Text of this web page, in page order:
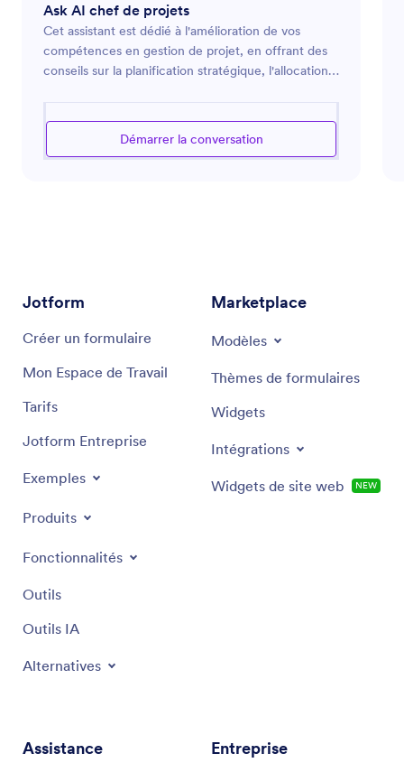
Ask AI chef de projets
Cet assistant est dédié à l'amélioration de vos
compétences en gestion de projet, en offrant des
conseils sur la planification stratégique, l'allocation
projets de leur création à leur achèvement,
garantissant que les objectifs sont atteints tout en
Démarrer la conversation
Jotform
Créer un formulaire
Mon Espace de Travail
Tarifs
Jotform Entreprise
Exemples
Produits
Fonctionnalités
Outils
Outils IA
Alternatives
Marketplace
Modèles
Thèmes de formulaires
Widgets
Intégrations
Widgets de site web NEW
Assistance Entreprise